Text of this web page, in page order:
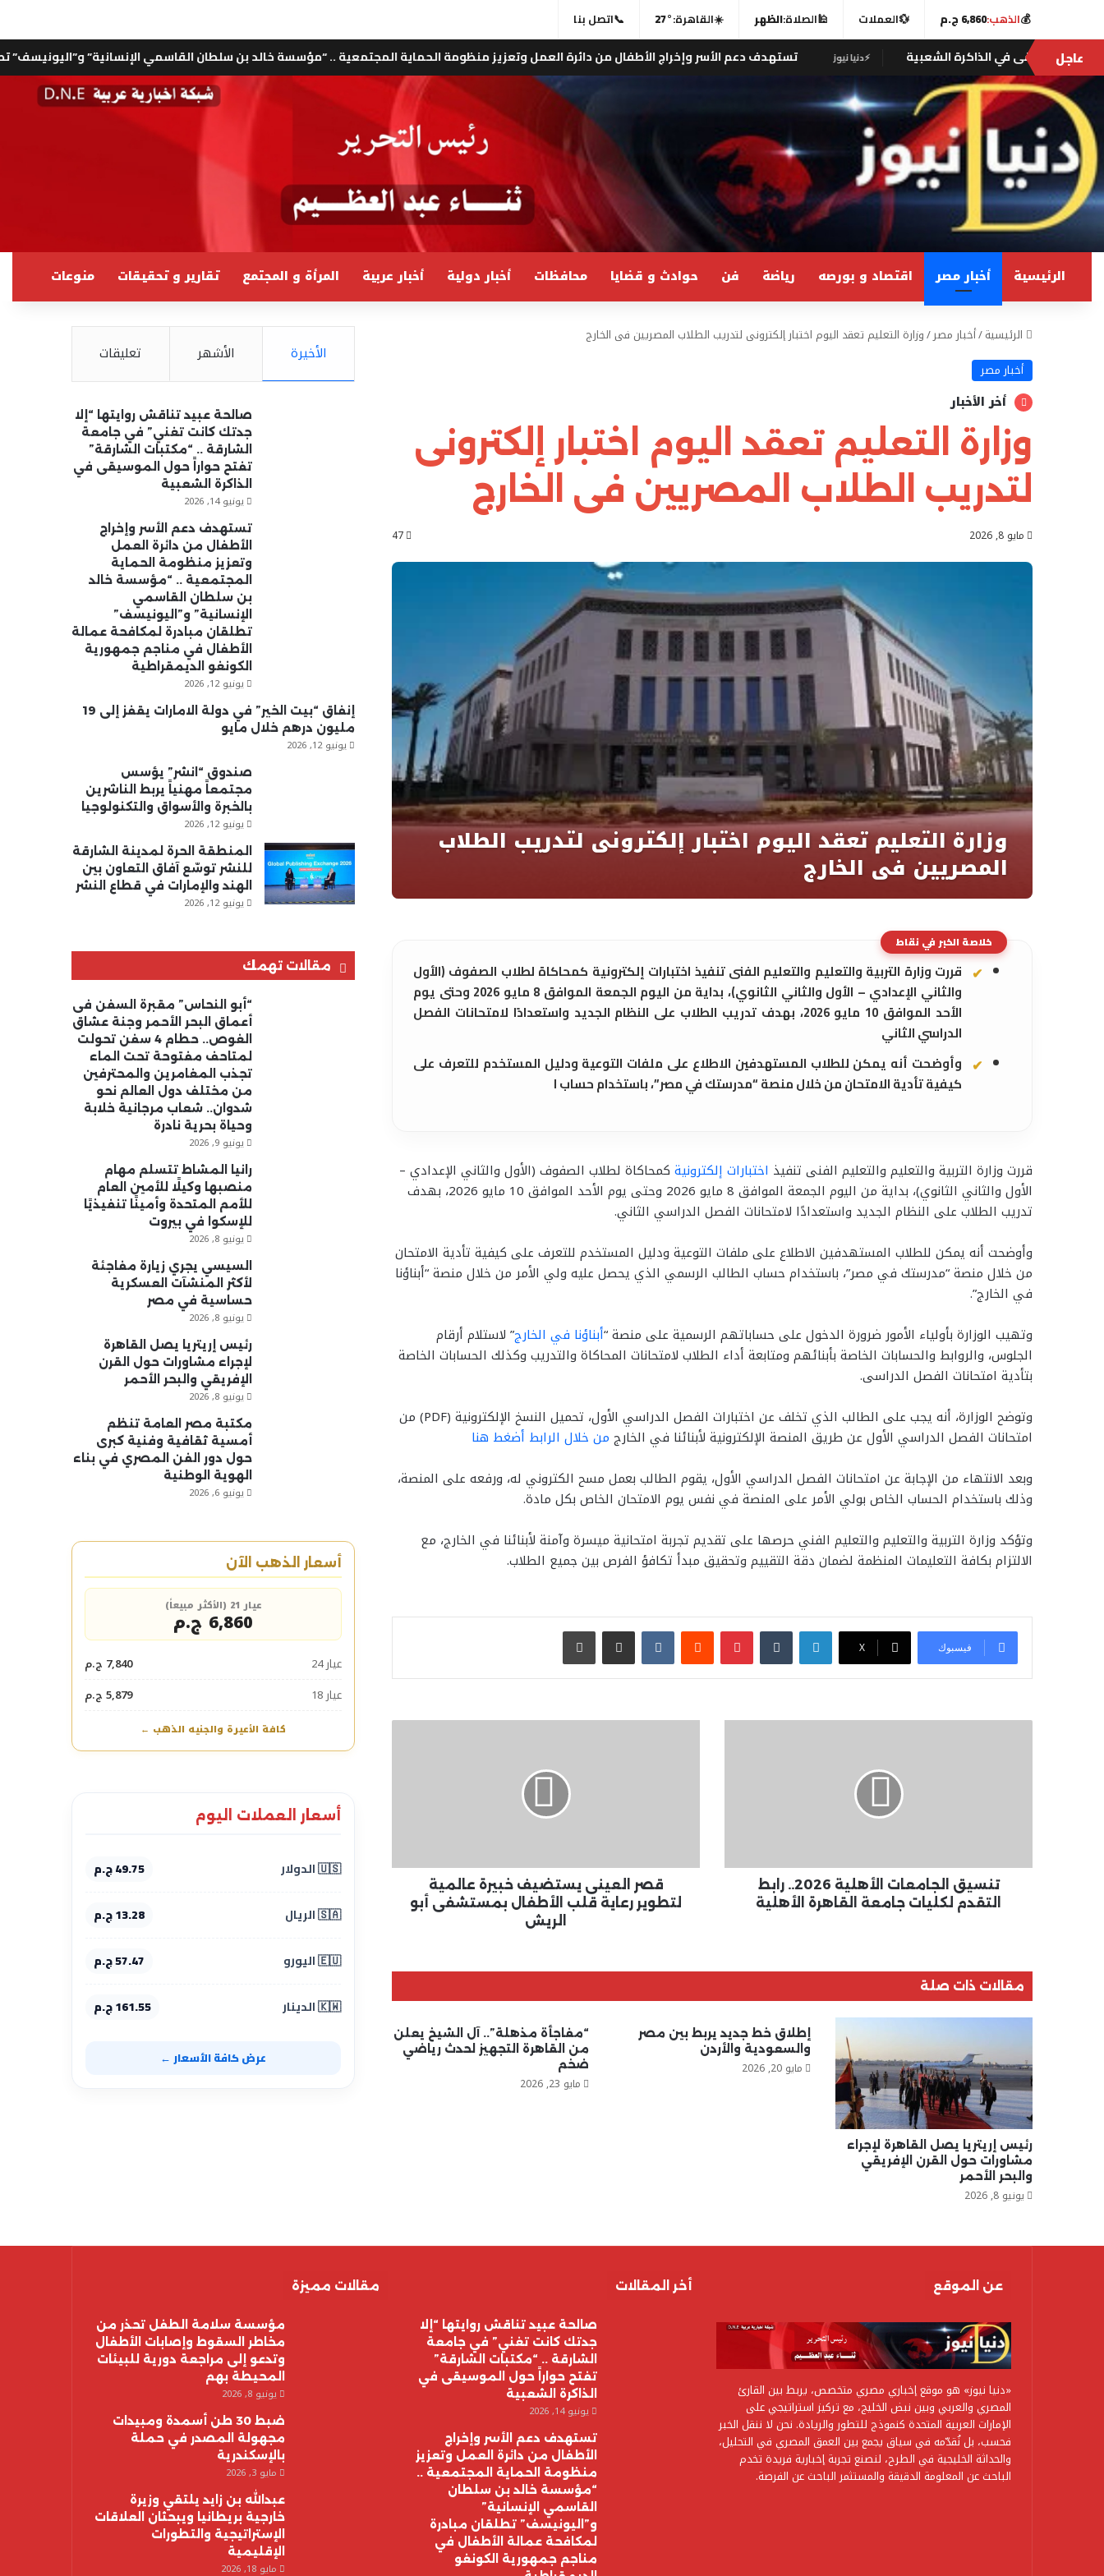
💰الذهب:6,860 ج.م 💱العملات 🕌الصلاة:الظهر ☀️القاهرة:27°
📞اتصل بنا
عاجلالشعبية ⚡دنيا نيوز تستهدف دعم الأسر وإخراج الأطفال من دائرة العمل وتعزيز منظومة الحماية المجتمعية .. “مؤسسة خالد بن سلطان القاسمي الإنسانية” و”اليونيسف” تطلقان مبادرة
الرئيسية أخبار مصر اقتصاد و بورصه رياضة فن حوادث و قضايا محافظات أخبار دولية أخبار عربية المرأة و المجتمع تقارير و تحقيقات منوعات
الرئيسية/أخبار مصر/وزارة التعليم تعقد اليوم اختبار إلكترونى لتدريب الطلاب المصريين فى الخارج
أخبار مصر
أخر الأخبار
وزارة التعليم تعقد اليوم اختبار إلكترونى
لتدريب الطلاب المصريين فى الخارج
مايو 8, 2026 47
خلاصة الخبر في نقاط
قررت وزارة التربية والتعليم والتعليم الفنى تنفيذ اختبارات إلكترونية كمحاكاة لطلاب الصفوف (الأول
والثاني الإعدادي – الأول والثاني الثانوي)، بداية من اليوم الجمعة الموافق 8 مايو 2026 وحتى يوم
الأحد الموافق 10 مايو 2026، بهدف تدريب الطلاب على النظام الجديد واستعدادًا لامتحانات الفصل
الدراسي الثاني
وأوضحت أنه يمكن للطلاب المستهدفين الاطلاع على ملفات التوعية ودليل المستخدم للتعرف على
كيفية تأدية الامتحان من خلال منصة “مدرستك في مصر”، باستخدام حساب ا
قررت وزارة التربية والتعليم والتعليم الفنى تنفيذ اختبارات إلكترونية كمحاكاة لطلاب الصفوف (الأول والثاني الإعدادي –
الأول والثاني الثانوي)، بداية من اليوم الجمعة الموافق 8 مايو 2026 وحتى يوم الأحد الموافق 10 مايو 2026، بهدف
تدريب الطلاب على النظام الجديد واستعدادًا لامتحانات الفصل الدراسي الثاني.
وأوضحت أنه يمكن للطلاب المستهدفين الاطلاع على ملفات التوعية ودليل المستخدم للتعرف على كيفية تأدية الامتحان
من خلال منصة “مدرستك في مصر”، باستخدام حساب الطالب الرسمي الذي يحصل عليه ولي الأمر من خلال منصة “أبناؤنا
في الخارج”.
وتهيب الوزارة بأولياء الأمور ضرورة الدخول على حساباتهم الرسمية على منصة “أبناؤنا في الخارج” لاستلام أرقام
الجلوس، والروابط والحسابات الخاصة بأبنائهم ومتابعة أداء الطلاب لامتحانات المحاكاة والتدريب وكذلك الحسابات الخاصة
بتأدية امتحانات الفصل الدراسى.
وتوضح الوزارة، أنه يجب على الطالب الذي تخلف عن اختبارات الفصل الدراسي الأول، تحميل النسخ الإلكترونية (PDF) من
امتحانات الفصل الدراسي الأول عن طريق المنصة الإلكترونية لأبنائنا في الخارج من خلال الرابط أضغط هنا
وبعد الانتهاء من الإجابة عن امتحانات الفصل الدراسي الأول، يقوم الطالب بعمل مسح الكتروني له، ورفعه على المنصة،
وذلك باستخدام الحساب الخاص بولي الأمر على المنصة في نفس يوم الامتحان الخاص بكل مادة.
وتؤكد وزارة التربية والتعليم والتعليم الفني حرصها على تقديم تجربة امتحانية ميسرة وآمنة لأبنائنا في الخارج، مع
الالتزام بكافة التعليمات المنظمة لضمان دقة التقييم وتحقيق مبدأ تكافؤ الفرص بين جميع الطلاب.
فيسبوك ‫X
لينكدإن بينتيريست مشاركة عبر البريد طباعة
القاهرة
تنسيق الجامعات الأهلية 2026.. رابط
التقدم لكليات جامعة القاهرة الأهلية
الأطفال
بمستشفىقصر العينى يستضيف خبيرة عالمية
لتطوير رعاية قلب الأطفال بمستشفى أبو
الريش
مقالات ذات صلة
رئيس إريتريا يصل القاهرة لإجراء
مشاورات حول القرن الإفريقي
والبحر الأحمر
يونيو 8, 2026
إطلاق خط جديد يربط بين مصر
والسعودية والأردن
مايو 20, 2026
“مفاجأة مذهلة”.. آل الشيخ يعلن
من القاهرة التجهيز لحدث رياضي
ضخم
مايو 23, 2026
الأخيرة الأشهر تعليقات
صالحة عبيد تناقش روايتها “إلا
جدتك كانت تغني” في جامعة
الشارقة .. “مكتبات الشارقة”
تفتح حواراً حول الموسيقى في
الذاكرة الشعبية
يونيو 14, 2026
تستهدف دعم الأسر وإخراج
الأطفال من دائرة العمل
وتعزيز منظومة الحماية
المجتمعية .. “مؤسسة خالد
بن سلطان القاسمي
الإنسانية” و”اليونيسف”
تطلقان مبادرة لمكافحة عمالة
الأطفال في مناجم جمهورية
الكونغو الديمقراطية
يونيو 12, 2026
إنفاق “بيت الخير” في دولة الامارات يقفز إلى 19
مليون درهم خلال مايو
يونيو 12, 2026
صندوق “انشر” يؤسس
مجتمعاً مهنياً يربط الناشرين
بالخبرة والأسواق والتكنولوجيا
يونيو 12, 2026
المنطقة الحرة لمدينة الشارقة
للنشر توسّع آفاق التعاون بين
الهند والإمارات في قطاع النشر
يونيو 12, 2026
مقالات تهمك
“أبو النحاس” مقبرة السفن فى
أعماق البحر الأحمر وجنة عشاق
الغوص.. حطام 4 سفن تحولت
لمتاحف مفتوحة تحت الماء
تجذب المغامرين والمحترفين
من مختلف دول العالم نحو
شدوان.. شعاب مرجانية خلابة
وحياة بحرية نادرة
يونيو 9, 2026
رانيا المشاط تتسلم مهام
منصبها وكيلًا للأمين العام
للأمم المتحدة وأمينًا تنفيذيًا
للإسكوا في بيروت
يونيو 8, 2026
السيسي يجري زيارة مفاجئة
لأكثر المنشآت العسكرية
حساسية في مصر
يونيو 8, 2026
رئيس إريتريا يصل القاهرة
لإجراء مشاورات حول القرن
الإفريقي والبحر الأحمر
يونيو 8, 2026
مكتبة مصر العامة تنظم
أمسية ثقافية وفنية كبرى
حول دور الفن المصري في بناء
الهوية الوطنية
يونيو 6, 2026
أسعار الذهب الآن
عيار 21 (الأكثر مبيعاً)
6,860 ج.م
عيار 24
7,840 ج.م
عيار 18
5,879 ج.م
كافة الأعيرة والجنيه الذهب ←
أسعار العملات اليوم
🇺🇸 الدولار 49.75 ج.م
🇸🇦 الريال 13.28 ج.م
🇪🇺 اليورو 57.47 ج.م
🇰🇼 الدينار 161.55 ج.م
عرض كافة الأسعار ←
عن الموقع
«دنيا نيوز» هو موقع إخباري مصري متخصص، يربط بين القارئ
المصري والعربي وبين نبض الخليج، مع تركيز استراتيجي على
الإمارات العربية المتحدة كنموذج للتطور والريادة. نحن لا ننقل الخبر
فحسب، بل نُقدّمه في سياق يجمع بين العمق المصري في التحليل،
والحداثة الخليجية في الطرح، لنصنع تجربة إخبارية فريدة تخدم
الباحث عن المعلومة الدقيقة والمستثمر الباحث عن الفرصة.
أخر المقالات
صالحة عبيد تناقش روايتها “إلا
جدتك كانت تغني” في جامعة
الشارقة .. “مكتبات الشارقة”
تفتح حواراً حول الموسيقى في
الذاكرة الشعبية
يونيو 14, 2026
تستهدف دعم الأسر وإخراج
الأطفال من دائرة العمل وتعزيز
منظومة الحماية المجتمعية ..
“مؤسسة خالد بن سلطان
القاسمي الإنسانية”
و”اليونيسف” تطلقان مبادرة
لمكافحة عمالة الأطفال في
مناجم جمهورية الكونغو
مقالات مميزة
مؤسسة سلامة الطفل تحذر من
مخاطر السقوط وإصابات الأطفال
وتدعو إلى مراجعة دورية للبيئات
المحيطة بهم
يونيو 8, 2026
ضبط 30 طن أسمدة ومبيدات
مجهولة المصدر في حملة
بالإسكندرية
مايو 3, 2026
عبدالله بن زايد يلتقي وزيرة
خارجية بريطانيا ويبحثان العلاقات
الإستراتيجية والتطورات
الإقليمية
مايو 18, 2026